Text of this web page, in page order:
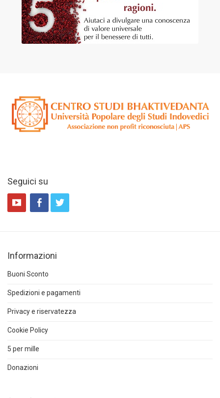
Seguici su
Informazioni
Buoni Sconto
Spedizioni e pagamenti
Privacy e riservatezza
Cookie Policy
5 per mille
Donazioni